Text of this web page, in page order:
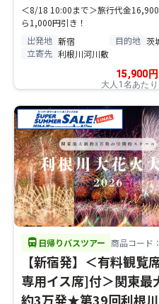
＜8/18 10:00まで＞旅行代金
ら1,000円引き！
出発地 新宿 目的地 茨
立寄先 利根川河川敷
15,900 円
大人1名あたり
directions_bus 日帰りバスツアー 商品コード
【新宿発】＜有料観覧
専用イス席]付＞関東最
約3万発★第39回利根